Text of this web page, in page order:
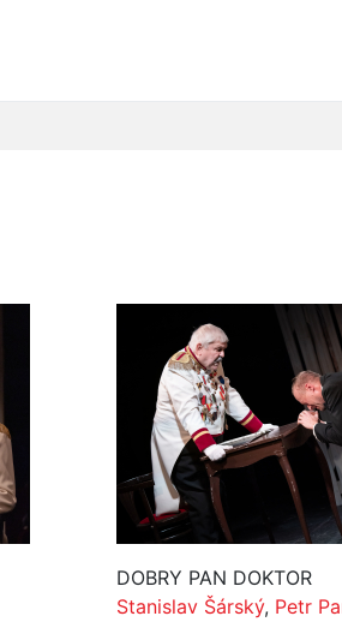
DOBRY PAN DOKTOR
Stanislav Šárský, Petr